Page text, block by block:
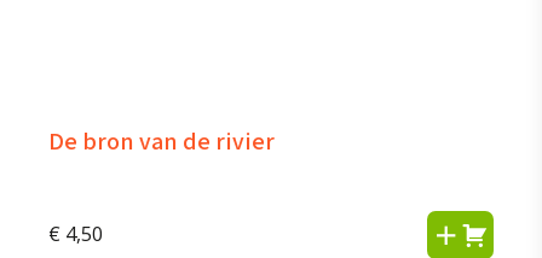
De bron van de rivier
€ 4,50